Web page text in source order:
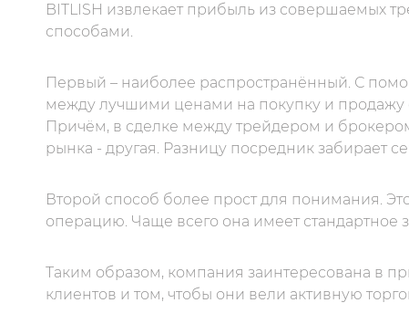
BITLISH извлекает прибыль из совершаемых
способами.
Первый – наиболее распространённый. С
между лучшими ценами на покупку и продажу
Причём, в сделке между трейдером и
рынка - другая. Разницу посредник забирает
Второй способ более прост для понимания.
операцию. Чаще всего она имеет стандартное
Таким образом, компания заинтересована в
клиентов и том, чтобы они вели активную